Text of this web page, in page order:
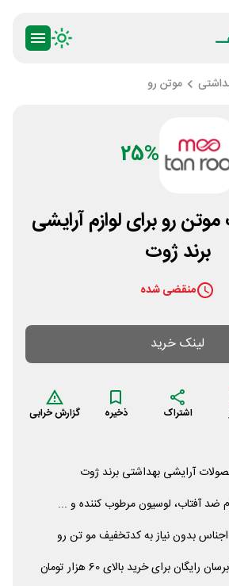
موتن رو
25%
موتن رو برای لوازم آرایشی
برند ژوت
منقضی شده
لینک خرید
اشتراک ذخیره گزارش خرابی
آرایشی بهداشتی برند ژوت
ضد آفتاب، لوسیون مرطوب کننده و ...
بدون نیاز به کدتخفیف مو تن رو
برای خرید بالای 60 هزار تومان